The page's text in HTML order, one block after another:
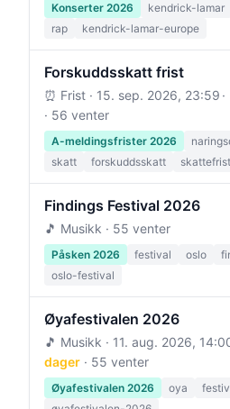
Konserter 2026 kendrick-lamar
rap
kendrick-lamar-europe
Forskuddsskatt frist
⏰ Frist · 15. sep. 2026, 23:59
· 56 venter
A-meldingsfrister 2026
skatt
forskuddsskatt skattefrist
Findings Festival 2026
🎵 Musikk · 55 venter
Påsken 2026 festival oslo
oslo-festival
Øyafestivalen 2026
🎵 Musikk · 11. aug. 2026,
dager · 55 venter
Øyafestivalen 2026 oya